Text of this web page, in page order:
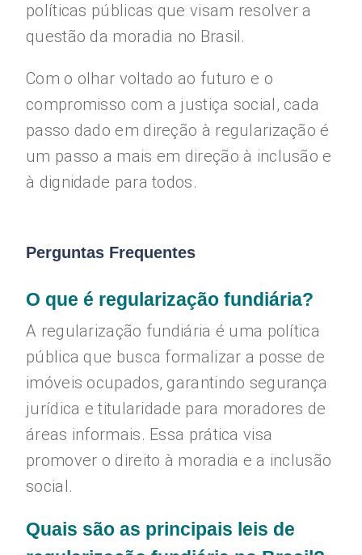
políticas públicas que visam resolver a
questão da moradia no Brasil.
Com o olhar voltado ao futuro e o
compromisso com a justiça social, cada
passo dado em direção à regularização é
um passo a mais em direção à inclusão e
à dignidade para todos.
Perguntas Frequentes
O que é regularização fundiária?
A regularização fundiária é uma política
pública que busca formalizar a posse de
imóveis ocupados, garantindo segurança
jurídica e titularidade para moradores de
áreas informais. Essa prática visa
promover o direito à moradia e a inclusão
social.
Quais são as principais leis de